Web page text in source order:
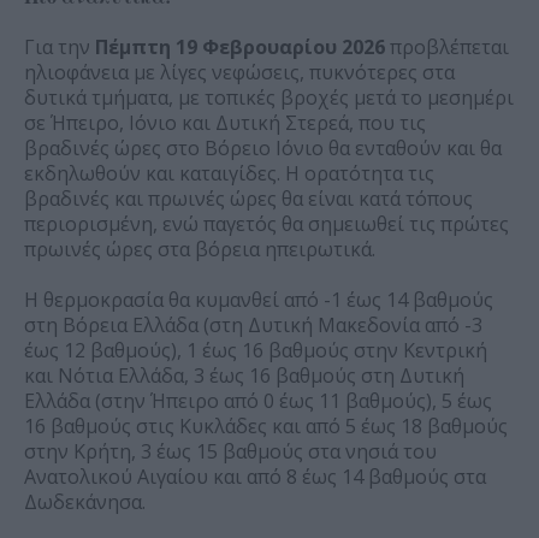
Για την Πέμπτη 19 Φεβρουαρίου 2026προβλέπεται
ηλιοφάνεια με λίγες νεφώσεις, πυκνότερες στα
δυτικά τμήματα, με τοπικές βροχές μετά το μεσημέρι
σε Ήπειρο, Ιόνιο και Δυτική Στερεά, που τις
βραδινές ώρες στο Βόρειο Ιόνιο θα ενταθούν και θα
εκδηλωθούν και καταιγίδες. Η ορατότητα τις
βραδινές και πρωινές ώρες θα είναι κατά τόπους
περιορισμένη, ενώ παγετός θα σημειωθεί τις πρώτες
πρωινές ώρες στα βόρεια ηπειρωτικά.
Η θερμοκρασία θα κυμανθεί από -1 έως 14 βαθμούς
στη Βόρεια Ελλάδα (στη Δυτική Μακεδονία από -3
έως 12 βαθμούς), 1 έως 16 βαθμούς στην Κεντρική
και Νότια Ελλάδα, 3 έως 16 βαθμούς στη Δυτική
Ελλάδα (στην Ήπειρο από 0 έως 11 βαθμούς), 5 έως
16 βαθμούς στις Κυκλάδες και από 5 έως 18 βαθμούς
στην Κρήτη, 3 έως 15 βαθμούς στα νησιά του
Ανατολικού Αιγαίου και από 8 έως 14 βαθμούς στα
Δωδεκάνησα.